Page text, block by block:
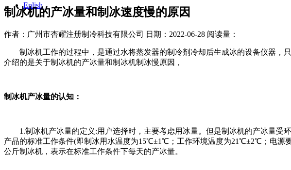
Enlish
制冰机的产冰量和制冰速度慢的原因
作者：广州市杏耀注册制冷科技有限公司 日期：2022-06-28 阅读量：
制冰机工作的过程中，是通过水将蒸发器的制冷剂冷却后生成冰的设备仪器，
介绍的是关于制冰机的产冰量和制冰机制冰慢原因，
制冰机产冰量的认知：
1.制冰机产冰量的定义:用户选择时，主要考虑用冰量。但是制冰机的产冰量受
产品的标准工作条件(即制冰用水温度为15℃±1℃；工作环境温度为21℃±2℃；电源
公斤制冰机，表示在标准工作条件下每天的产冰量。